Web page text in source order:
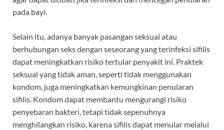
pada bayi.
Selain itu, adanya banyak pasangan seksual atau
berhubungan seks dengan seseorang yang terinfeksi sifilis
dapat meningkatkan risiko tertular penyakit ini. Praktek
seksual yang tidak aman, seperti tidak menggunakan
kondom, juga meningkatkan kemungkinan penularan
sifilis. Kondom dapat membantu mengurangi risiko
penyebaran bakteri, tetapi tidak sepenuhnya
menghilangkan risiko, karena sifilis dapat menular melalui